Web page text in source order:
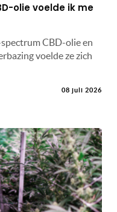
olie voelde ik me
CBD-olie en
voelde ze zich
08 juli 2026